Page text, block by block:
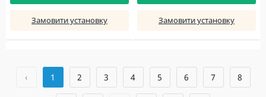
Замовити установку Замовити установку
‹ 1 2 3 4 5 6 7 8